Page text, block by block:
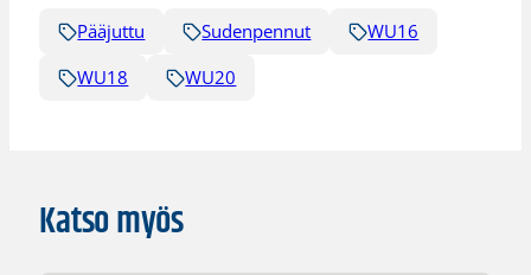
Pääjuttu Sudenpennut
WU16
WU18
WU20
Katso myös